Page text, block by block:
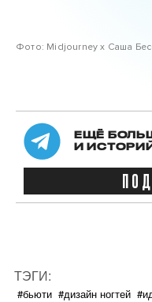
Фото: Midjourney x Саша
ЕЩЁ
И ИСТОРИЙ
ТЭГИ:
#бьюти #дизайн ногтей